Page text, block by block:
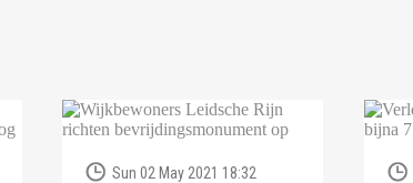
Sun 02 May 2021 18:32